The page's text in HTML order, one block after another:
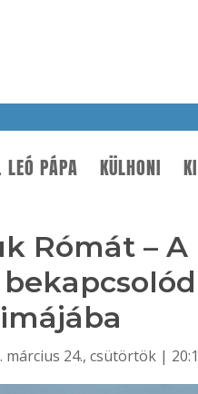
PÁPA KÜLHONI
Rómát –
március 24., csütörtök |